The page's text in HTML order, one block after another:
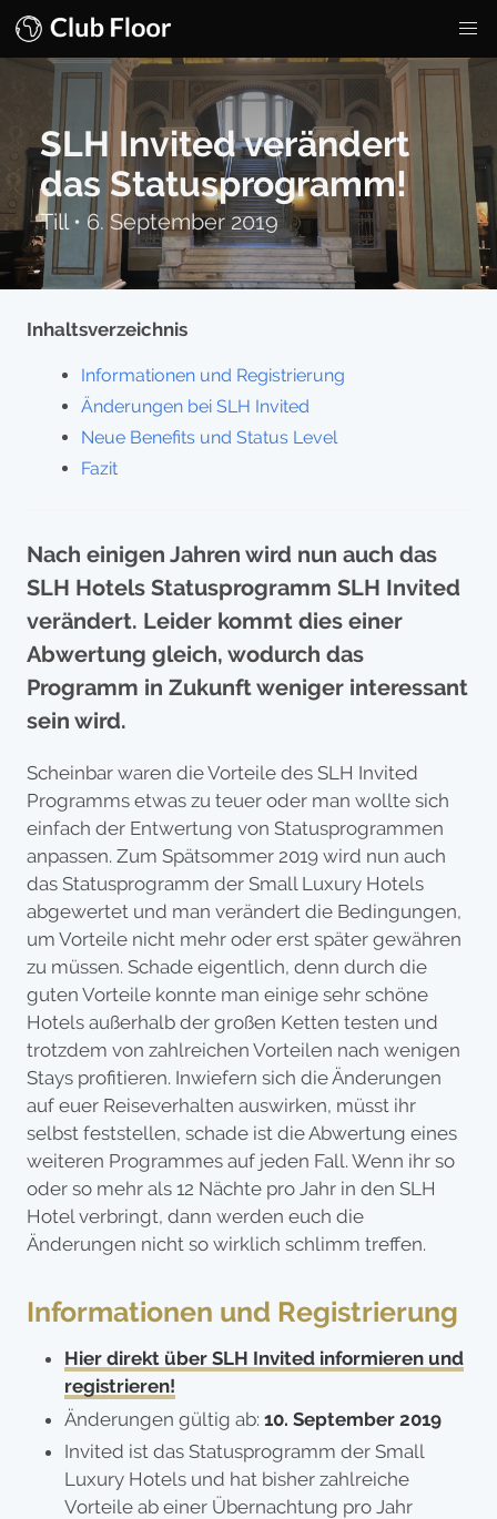
SLH Invited verändert
das Statusprogramm!
Till• 6. September 2019
Inhaltsverzeichnis
Informationen und Registrierung
Änderungen bei SLH Invited
Neue Benefits und Status Level
Fazit
Nach einigen Jahren wird nun auch das
SLH Hotels Statusprogramm SLH Invited
verändert. Leider kommt dies einer
Abwertung gleich, wodurch das
Programm in Zukunft weniger interessant
sein wird.
Scheinbar waren die Vorteile des SLH Invited
Programms etwas zu teuer oder man wollte sich
einfach der Entwertung von Statusprogrammen
anpassen. Zum Spätsommer 2019 wird nun auch
das Statusprogramm der Small Luxury Hotels
abgewertet und man verändert die Bedingungen,
um Vorteile nicht mehr oder erst später gewähren
zu müssen. Schade eigentlich, denn durch die
guten Vorteile konnte man einige sehr schöne
Hotels außerhalb der großen Ketten testen und
trotzdem von zahlreichen Vorteilen nach wenigen
Stays profitieren. Inwiefern sich die Änderungen
auf euer Reiseverhalten auswirken, müsst ihr
selbst feststellen, schade ist die Abwertung eines
weiteren Programmes auf jeden Fall. Wenn ihr so
oder so mehr als 12 Nächte pro Jahr in den SLH
Hotel verbringt, dann werden euch die
Änderungen nicht so wirklich schlimm treffen.
Informationen und Registrierung
Hier direkt über SLH Invited informieren und
registrieren!
Änderungen gültig ab: 10. September 2019
Invited ist das Statusprogramm der Small
Luxury Hotels und hat bisher zahlreiche
Vorteile ab einer Übernachtung pro Jahr